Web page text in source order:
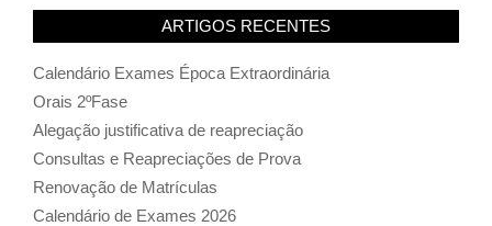
ARTIGOS RECENTES
Calendário Exames Época Extraordinária
Orais 2ºFase
Alegação justificativa de reapreciação
Consultas e Reapreciações de Prova
Renovação de Matrículas
Calendário de Exames 2026